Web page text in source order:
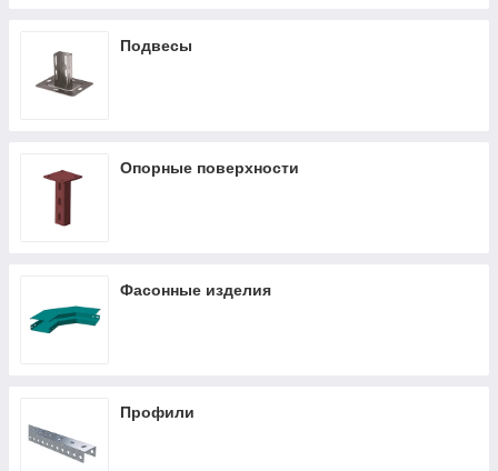
Подвесы
Опорные поверхности
Фасонные изделия
Профили